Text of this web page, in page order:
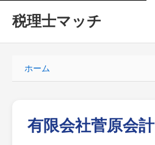
税理士マッチ
ホーム
有限会社菅原会計